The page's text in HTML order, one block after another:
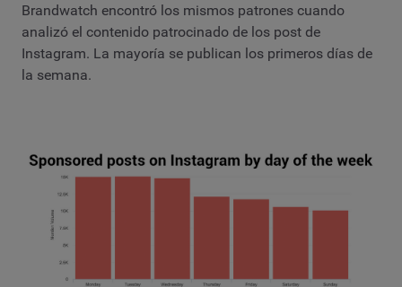
Brandwatch encontró los mismos patrones cuando
analizó el contenido patrocinado de los post de
Instagram. La mayoría se publican los primeros días de
la semana.